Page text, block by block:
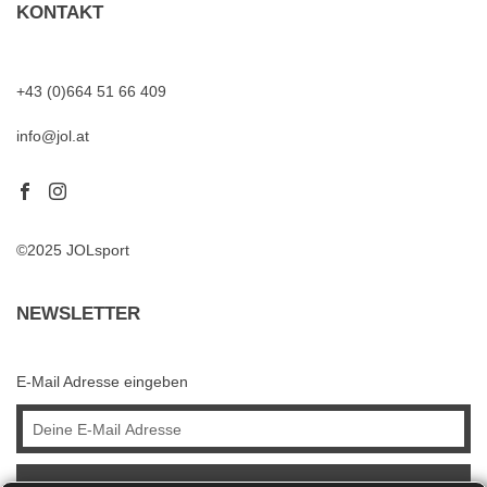
KONTAKT
+43 (0)664 51 66 409
info@jol.at
©2025 JOLsport
NEWSLETTER
E-Mail Adresse eingeben